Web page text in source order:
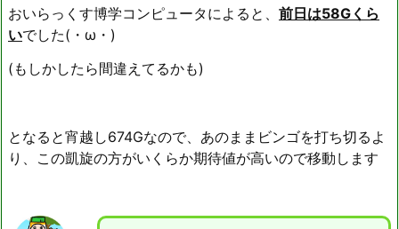
おいらっくす博学コンピュータによると、 前日は58Gくら
いでした(・ω・)
(もしかしたら間違えてるかも)
となると宵越し674Gなので、あのままビンゴを打ち切るよ
り、この凱旋の方がいくらか期待値が高いので移動します